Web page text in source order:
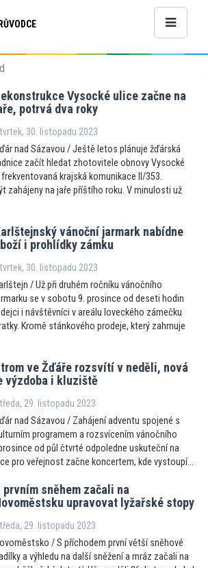
Vysocké ulice začne na
potrvá dva roky
30. listopadu 2023
nad Sázavou / Ještě letos plánuje žďárská
začít hledat zhotovitele obnovy Vysocké
krajská komunikace II/353.
zahájeny na jaře příštího roku. V minulosti už
vánoční jarmark nabídne
i prohlídky zámku
30. listopadu 2023
/ Už při druhém ročníku vánočního
se v sobotu 9. prosince od deseti hodin
i návštěvníci v areálu loveckého zámečku
Kromě stánkového prodeje, který zahrnuje
ve Žďáře rozsvítí v neděli, nová
výzdoba i kluziště
29. listopadu 2023
nad Sázavou / Zahájení adventu spojené s
programem a rozsvícením vánočního
od půl čtvrté odpoledne uskuteční na
pro veřejnost začne koncertem, kde vystoupí...
prvním sněhem začali na
upravovat lyžařské stopy
29. listopadu 2023
/ S příchodem první větší sněhové
a výhledu na další sněžení a mráz začali na